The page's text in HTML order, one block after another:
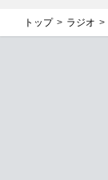
トップ ラジオ